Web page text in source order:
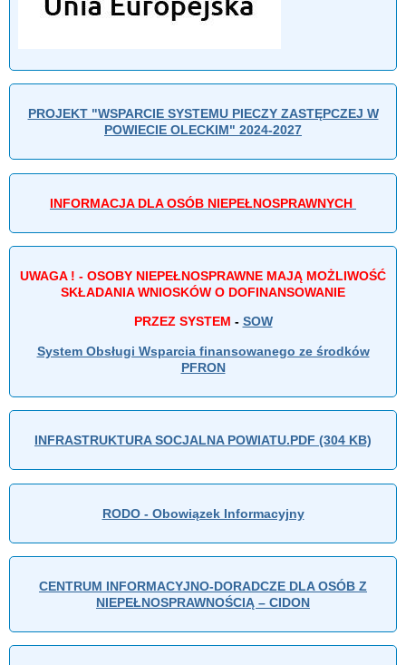
PROJEKT "WSPARCIE SYSTEMU PIECZY ZASTĘPCZEJ W
POWIECIE OLECKIM" 2024-2027
INFORMACJA DLA OSÓB NIEPEŁNOSPRAWNYCH
UWAGA ! - OSOBY NIEPEŁNOSPRAWNE MAJĄ MOŻLIWOŚĆ
SKŁADANIA WNIOSKÓW O DOFINANSOWANIE
PRZEZ SYSTEM - SOW
System Obsługi Wsparcia finansowanego ze środków
PFRON
INFRASTRUKTURA SOCJALNA POWIATU.PDF (304 KB)
RODO - Obowiązek Informacyjny
CENTRUM INFORMACYJNO-DORADCZE DLA OSÓB Z
NIEPEŁNOSPRAWNOŚCIĄ – CIDON